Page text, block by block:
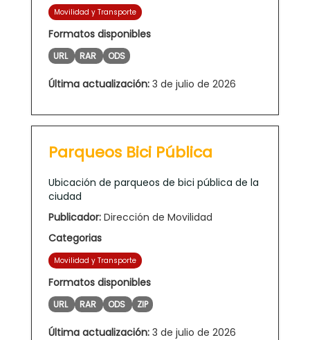
Movilidad y Transporte
Formatos disponibles
URL RAR ODS
Última actualización: 3 de julio de 2026
Parqueos Bici Pública
Ubicación de parqueos de bici pública de la
ciudad
Publicador: Dirección de Movilidad
Categorias
Movilidad y Transporte
Formatos disponibles
URL RAR ODS ZIP
Última actualización: 3 de julio de 2026